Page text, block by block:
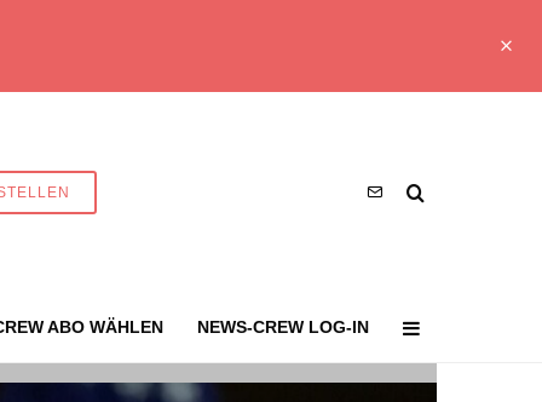
ABO WÄHLEN NEWS-CREW LOG-IN